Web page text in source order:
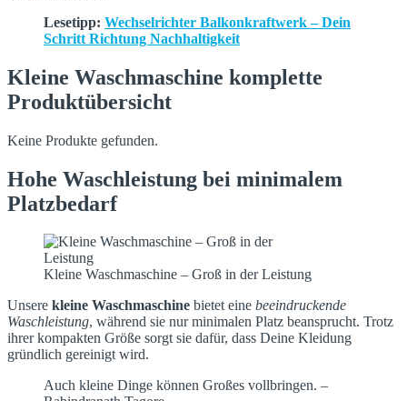
Lesetipp: Wechselrichter Balkonkraftwerk – Dein
Schritt Richtung Nachhaltigkeit
Kleine Waschmaschine komplette
Produktübersicht
Keine Produkte gefunden.
Hohe Waschleistung bei minimalem
Platzbedarf
Kleine Waschmaschine – Groß in der Leistung
Unsere kleine Waschmaschine bietet eine beeindruckende
Waschleistung, während sie nur minimalen Platz beansprucht. Trotz
ihrer kompakten Größe sorgt sie dafür, dass Deine Kleidung
gründlich gereinigt wird.
Auch kleine Dinge können Großes vollbringen. –